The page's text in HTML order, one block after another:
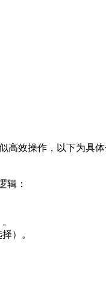
高效操作，以下为具体
辑：
）。